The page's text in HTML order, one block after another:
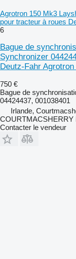
Agrotron 150 Mk3
pour tracteur à roues
6
Bague de
Synchronizer
Deutz-Fahr
750 €
Bague de
04424437, 001038401
Irlande,
COURTMACSHERRY
Contacter le vendeur